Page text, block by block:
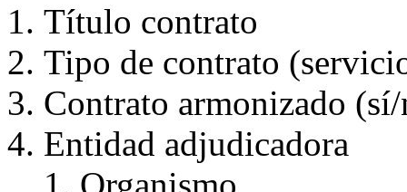
Título contrato
Tipo de contrato
Contrato armonizado
Entidad adjudicadora
Organismo